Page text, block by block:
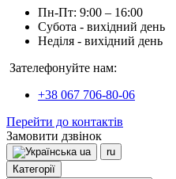
Пн-Пт: 9:00 – 16:00
Субота - вихідний день
Неділя - вихідний день
Зателефонуйте нам:
+38 067 706-80-06
Перейти до контактів
Замовити дзвінок
ua
ru
Категорії